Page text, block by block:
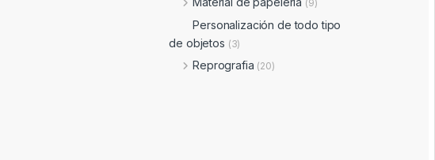
(9)
Personalización de todo tipo
de objetos (3)
Reprografia (20)